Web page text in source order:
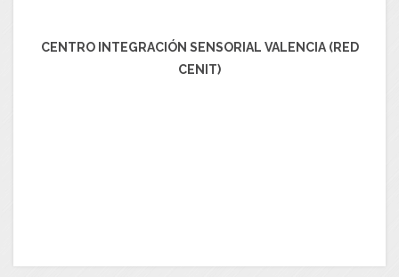
CENTRO INTEGRACIÓN SENSORIAL VALENCIA (RED
CENIT)